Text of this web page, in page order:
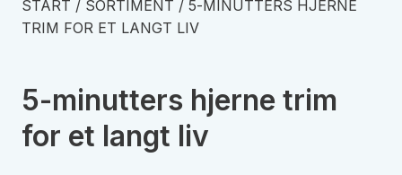
START / SORTIMENT / 5-MINUTTERS HJERNE
TRIM FOR ET LANGT LIV
5-minutters hjerne trim
for et langt liv